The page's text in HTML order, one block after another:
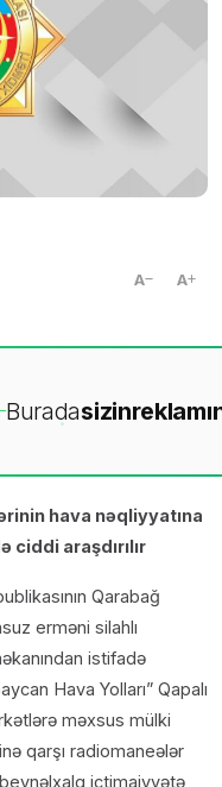
A A
Buradasizin
hava nəqliyyatına
ciddi araşdırılır
Qarabağ
erməni silahlı
istifadə
Hava Yolları” Qapalı
məxsus mülki
qarşı radiomaneələr
ictimaiyyətə